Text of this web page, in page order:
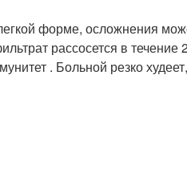
форме, осложнения
рассосется в течение
. Больной резко